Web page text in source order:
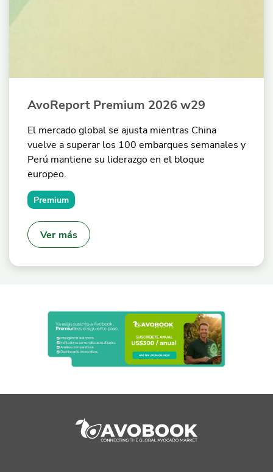
AvoReport Premium 2026 w29
El mercado global se ajusta mientras China
vuelve a superar los 100 embarques semanales y
Perú mantiene su liderazgo en el bloque
europeo.
Premium
Ver más